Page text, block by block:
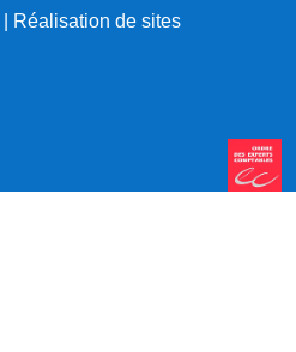
| Réalisation de sites